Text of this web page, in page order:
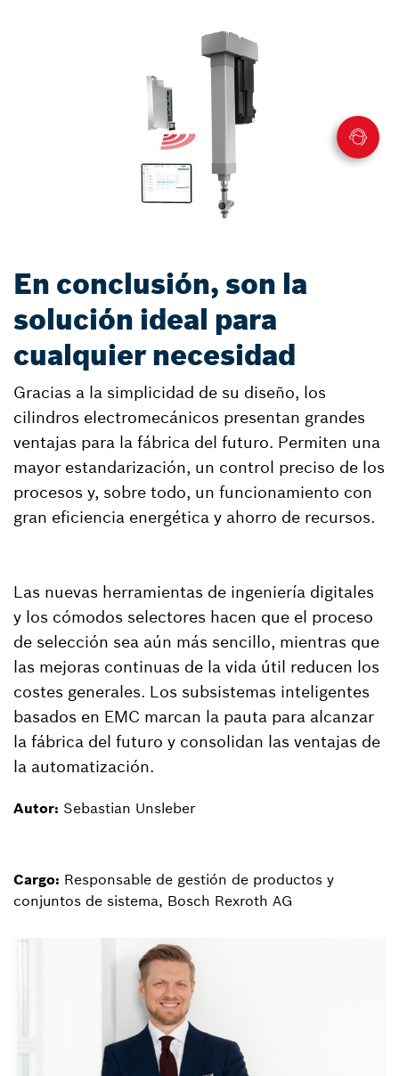
En conclusión, son la
solución ideal para
cualquier necesidad
Gracias a la simplicidad de su diseño, los
cilindros electromecánicos presentan grandes
ventajas para la fábrica del futuro. Permiten una
mayor estandarización, un control preciso de los
procesos y, sobre todo, un funcionamiento con
gran eficiencia energética y ahorro de recursos.
Las nuevas herramientas de ingeniería digitales
y los cómodos selectores hacen que el proceso
de selección sea aún más sencillo, mientras que
las mejoras continuas de la vida útil reducen los
costes generales. Los subsistemas inteligentes
basados en EMC marcan la pauta para alcanzar
la fábrica del futuro y consolidan las ventajas de
la automatización.
Autor: Sebastian Unsleber
Cargo: Responsable de gestión de productos y
conjuntos de sistema, Bosch Rexroth AG